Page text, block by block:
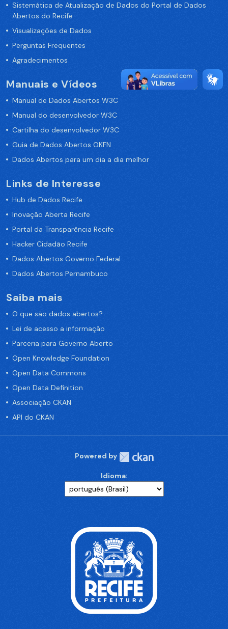
Sistemática de Atualização de Dados do Portal de Dados
Abertos do Recife
Visualizações de Dados
Perguntas Frequentes
Agradecimentos
Manuais e Vídeos
Manual de Dados Abertos W3C
Manual do desenvolvedor W3C
Cartilha do desenvolvedor W3C
Guia de Dados Abertos OKFN
Dados Abertos para um dia a dia melhor
Links de Interesse
Hub de Dados Recife
Inovação Aberta Recife
Portal da Transparência Recife
Hacker Cidadão Recife
Dados Abertos Governo Federal
Dados Abertos Pernambuco
Saiba mais
O que são dados abertos?
Lei de acesso a informação
Parceria para Governo Aberto
Open Knowledge Foundation
Open Data Commons
Open Data Definition
Associação CKAN
API do CKAN
Powered by
Idioma